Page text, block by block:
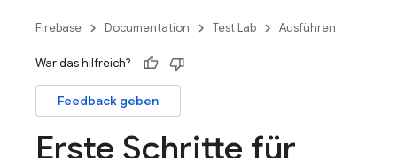
Firebase Documentation Test Lab Ausführen
War das hilfreich?
Feedback geben
Erste Schritte für